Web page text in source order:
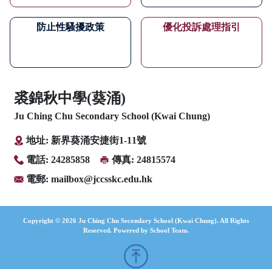
防止性騷擾政策 優化投訴處理指引
裘錦秋中學(葵涌)
Ju Ching Chu Secondary School (Kwai Chung)
地址: 新界葵涌安捷街1-11號
電話: 24285858
傳真: 24815574
電郵: mailbox@jccsskc.edu.hk
Copyright © 2026 Ju Ching Chu Secondary School (Kwai Chung). All Rights
Reserved. Powered by School Team.